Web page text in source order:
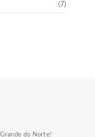
(7)
do Norte!